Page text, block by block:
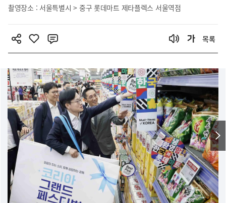
촬영장소 : 서울특별시 > 중구 롯데마트 제타플렉스 서울역점
목록